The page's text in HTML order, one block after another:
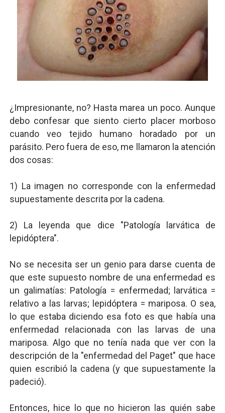
¿Impresionante, no? Hasta marea un poco. Aunque
debo confesar que siento cierto placer morboso
cuando veo tejido humano horadado por un
parásito. Pero fuera de eso, me llamaron la atención
dos cosas:
1) La imagen no corresponde con la enfermedad
supuestamente descrita por la cadena.
2) La leyenda que dice "Patología larvática de
lepidóptera".
No se necesita ser un genio para darse cuenta de
que este supuesto nombre de una enfermedad es
un galimatías: Patología = enfermedad; larvática =
relativo a las larvas; lepidóptera = mariposa. O sea,
lo que estaba diciendo esa foto es que había una
enfermedad relacionada con las larvas de una
mariposa. Algo que no tenía nada que ver con la
descripción de la "enfermedad del Paget" que hace
quien escribió la cadena (y que supuestamente la
padeció).
Entonces, hice lo que no hicieron las quién sabe